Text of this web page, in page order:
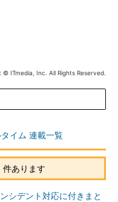
者も「自分の好きなよう
」という自由を享受するだ
責任も伴わなければいけま
言葉を理解していく必要が
ている企業では、こうした
まく一つに統合されてい
© ITmedia, Inc. All Rights Reserved.
イム 連載一覧
あります
シデント対応に付きまと